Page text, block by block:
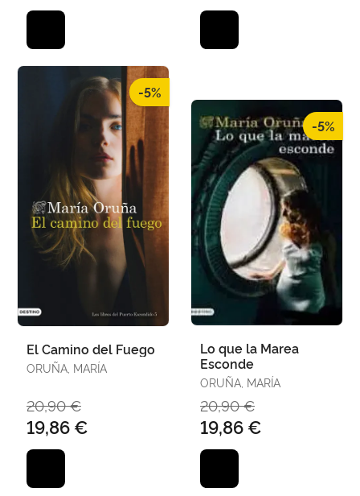
-5%
El Camino del Fuego
ORUÑA, MARÍA
20,90 €
19,86 €
-5%
Lo que la Marea
Esconde
ORUÑA, MARÍA
20,90 €
19,86 €